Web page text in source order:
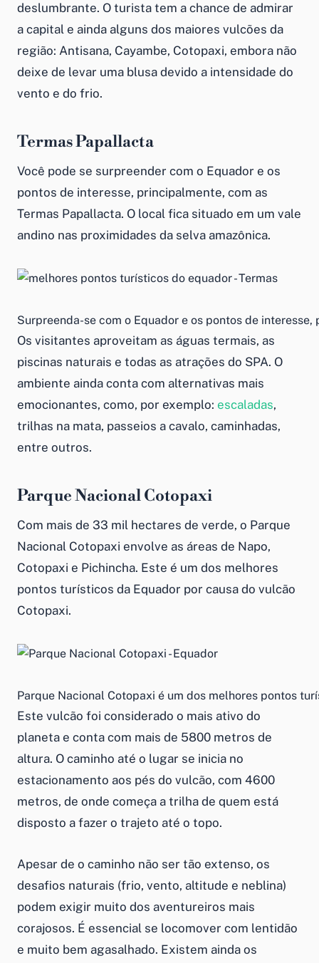
deslumbrante. O turista tem a chance de admirar
a capital e ainda alguns dos maiores vulcões da
região: Antisana, Cayambe, Cotopaxi, embora não
deixe de levar uma blusa devido a intensidade do
vento e do frio.
Termas Papallacta
Você pode se surpreender com o Equador e os
pontos de interesse, principalmente, com as
Termas Papallacta. O local fica situado em um vale
andino nas proximidades da selva amazônica.
Surpreenda-se com o Equador e os pontos de
Os visitantes aproveitam as águas termais, as
piscinas naturais e todas as atrações do SPA. O
ambiente ainda conta com alternativas mais
emocionantes, como, por exemplo: escaladas,
trilhas na mata, passeios a cavalo, caminhadas,
entre outros.
Parque Nacional Cotopaxi
Com mais de 33 mil hectares de verde, o Parque
Nacional Cotopaxi envolve as áreas de Napo,
Cotopaxi e Pichincha. Este é um dos melhores
pontos turísticos da Equador por causa do vulcão
Cotopaxi.
Parque Nacional Cotopaxi é um dos melhores pontos
Este vulcão foi considerado o mais ativo do
planeta e conta com mais de 5800 metros de
altura. O caminho até o lugar se inicia no
estacionamento aos pés do vulcão, com 4600
metros, de onde começa a trilha de quem está
disposto a fazer o trajeto até o topo.
Apesar de o caminho não ser tão extenso, os
desafios naturais (frio, vento, altitude e neblina)
podem exigir muito dos aventureiros mais
corajosos. É essencial se locomover com lentidão
e muito bem agasalhado. Existem ainda os